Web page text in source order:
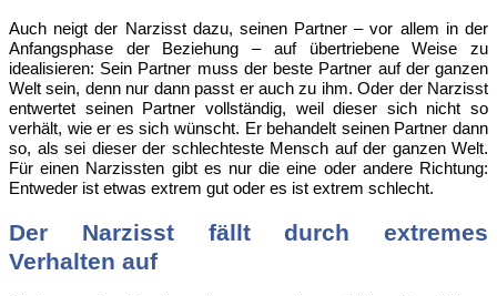
Auch neigt der Narzisst dazu, seinen Partner – vor allem in der
Anfangsphase der Beziehung – auf übertriebene Weise zu
idealisieren: Sein Partner muss der beste Partner auf der ganzen
Welt sein, denn nur dann passt er auch zu ihm. Oder der Narzisst
entwertet seinen Partner vollständig, weil dieser sich nicht so
verhält, wie er es sich wünscht. Er behandelt seinen Partner dann
so, als sei dieser der schlechteste Mensch auf der ganzen Welt.
Für einen Narzissten gibt es nur die eine oder andere Richtung:
Entweder ist etwas extrem gut oder es ist extrem schlecht.
Der Narzisst fällt durch extremes
Verhalten auf